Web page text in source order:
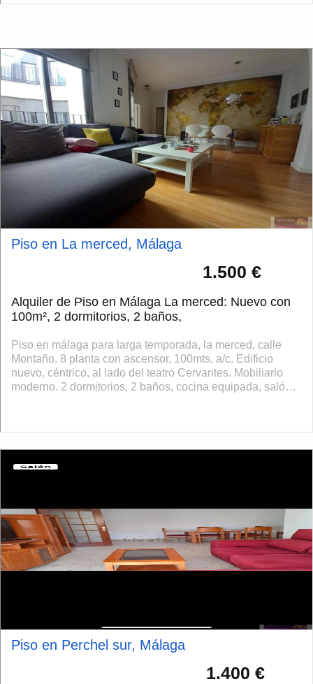
Piso en La merced, Málaga
1.500 €
Alquiler de Piso en Málaga La merced: Nuevo con
100m², 2 dormitorios, 2 baños,
Piso en málaga para larga temporada, la merced, calle
Montaño. 8 planta con ascensor, 100mts, a/c. Edificio
nuevo, céntrico, al lado del teatro Cervantes. Mobiliario
moderno. 2 dormitorios, 2 baños, cocina equipada, salón
Piso en Perchel sur, Málaga
1.400 €